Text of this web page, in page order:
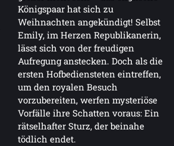
Königspaar hat sich zu
Weihnachten angekündigt! Selbst
Emily, im Herzen Republikanerin,
lässt sich von der freudigen
Aufregung anstecken. Doch als die
ersten Hofbediensteten eintreffen,
um den royalen Besuch
vorzubereiten, werfen mysteriöse
Vorfälle ihre Schatten voraus: Ein
rätselhafter Sturz, der beinahe
tödlich endet.